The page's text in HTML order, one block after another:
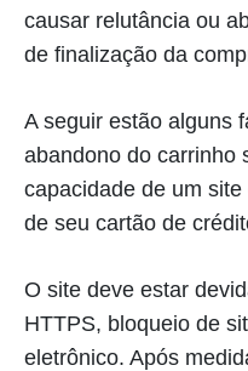
causar relutância ou
de finalização da
A seguir estão alguns
abandono do carrinho
capacidade de um
de seu cartão de
O site deve estar
HTTPS, bloqueio de
eletrônico. Após